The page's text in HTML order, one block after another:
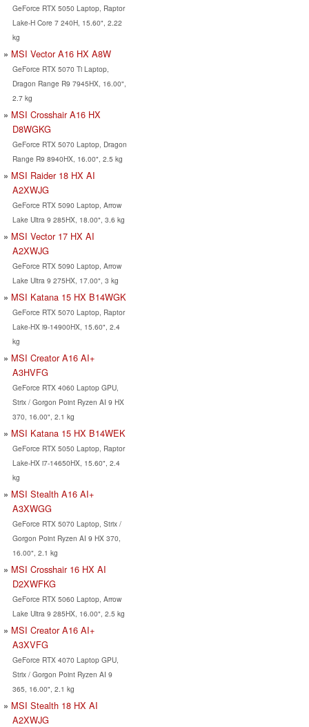
GeForce RTX 5050 Laptop, Raptor
Lake-H Core 7 240H, 15.60", 2.22
kg
MSI Vector A16 HX A8W
GeForce RTX 5070 Ti Laptop,
Dragon Range R9 7945HX, 16.00",
2.7 kg
MSI Crosshair A16 HX
D8WGKG
GeForce RTX 5070 Laptop, Dragon
Range R9 8940HX, 16.00", 2.5 kg
MSI Raider 18 HX AI
A2XWJG
GeForce RTX 5090 Laptop, Arrow
Lake Ultra 9 285HX, 18.00", 3.6 kg
MSI Vector 17 HX AI
A2XWJG
GeForce RTX 5090 Laptop, Arrow
Lake Ultra 9 275HX, 17.00", 3 kg
MSI Katana 15 HX B14WGK
GeForce RTX 5070 Laptop, Raptor
Lake-HX i9-14900HX, 15.60", 2.4
kg
MSI Creator A16 AI+
A3HVFG
GeForce RTX 4060 Laptop GPU,
Strix / Gorgon Point Ryzen AI 9 HX
370, 16.00", 2.1 kg
MSI Katana 15 HX B14WEK
GeForce RTX 5050 Laptop, Raptor
Lake-HX i7-14650HX, 15.60", 2.4
kg
MSI Stealth A16 AI+
A3XWGG
GeForce RTX 5070 Laptop, Strix /
Gorgon Point Ryzen AI 9 HX 370,
16.00", 2.1 kg
MSI Crosshair 16 HX AI
D2XWFKG
GeForce RTX 5060 Laptop, Arrow
Lake Ultra 9 285HX, 16.00", 2.5 kg
MSI Creator A16 AI+
A3XVFG
GeForce RTX 4070 Laptop GPU,
Strix / Gorgon Point Ryzen AI 9
365, 16.00", 2.1 kg
MSI Stealth 18 HX AI
A2XWJG